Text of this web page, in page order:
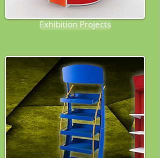
Exhibition Projects